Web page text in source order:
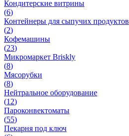
Кондитерские витрины
(6)
Контейнеры для сыпучих продуктов
(2)
Кофемашины
(23)
Микромаркет Briskly
(8)
Мясорубки
(8)
Нейтральное оборудование
(12)
Пароконвектоматы
(55)
Пекарня под ключ